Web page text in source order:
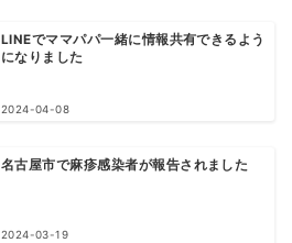
LINEでママパパ一緒に情報共有できるよう
になりました
2024-04-08
名古屋市で麻疹感染者が報告されました
2024-03-19